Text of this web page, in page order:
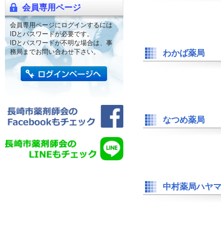
わかば薬局
なつめ薬局
中村薬局ハヤ
会員専用ページ
会員専用ページにログインするには
IDとパスワードが必要です。
IDとパスワードが不明な場合は、事
務局までお問い合わせ下さい。